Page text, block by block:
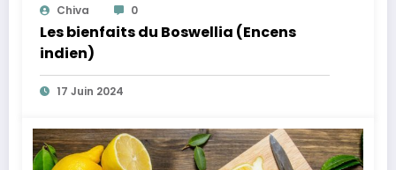
Chiva 0
Les bienfaits du Boswellia (Encens
indien)
17 Juin 2024